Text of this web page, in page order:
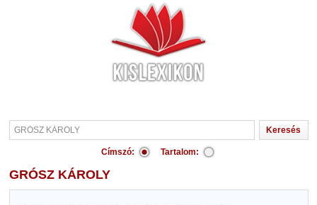
Címszó: Tartalom:
GRÓSZ KÁROLY